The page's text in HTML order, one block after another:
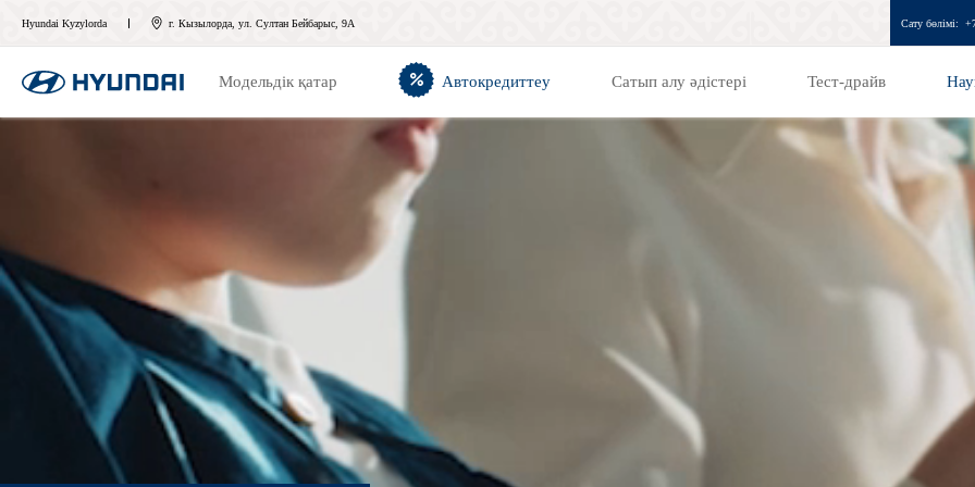
Hyundai Kyzylorda г. Кызылорда, ул. Султан Бейбарыс, 9А Сату бөлімі:
Модельдік қатар Автокредиттеу Сатып алу әдістері Тест-драйв